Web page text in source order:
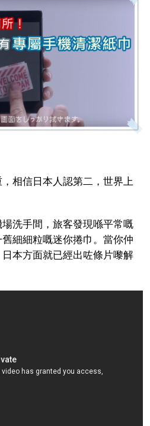
相信日本人認第二，世界上
洗手間，旅客發現喺平常嘅
細細粒嘅迷你捲巾。當你仲
本方面就已經出咗條片嚟解